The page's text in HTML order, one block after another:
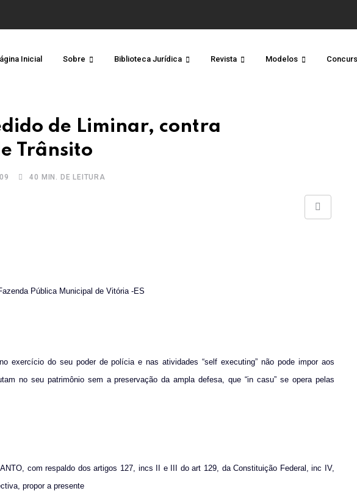
Inicial Sobre Biblioteca Jurídica Revista Modelos
de Liminar, contra
Trânsito
40 MIN. DE LEITURA
Share
Pública Municipal de Vitória -ES
exercício do seu poder de polícia e nas atividades “self executing” não pode impor aos
no seu patrimônio sem a preservação da ampla defesa, que “in casu” se opera pelas
com respaldo dos artigos 127, incs II e III do art 129, da Constituição Federal, inc IV,
propor a presente